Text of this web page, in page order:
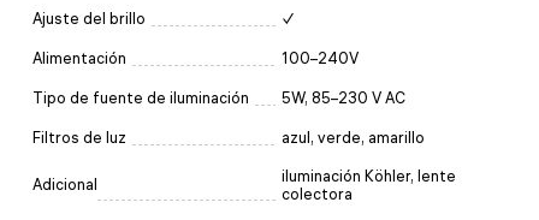
Ajuste del brillo ✓
Alimentación 100–240V
Tipo de fuente de iluminación 5W, 85–230 V AC
Filtros de luz azul, verde, amarillo
Adicional
iluminación Köhler, lente
colectora